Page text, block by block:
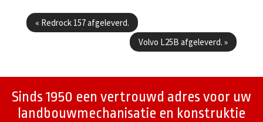
Berichtenmenu
« Redrock 157 afgeleverd.
Volvo L25B afgeleverd. »
Sinds 1950 een vertrouwd adres voor uw
landbouwmechanisatie en konstruktie